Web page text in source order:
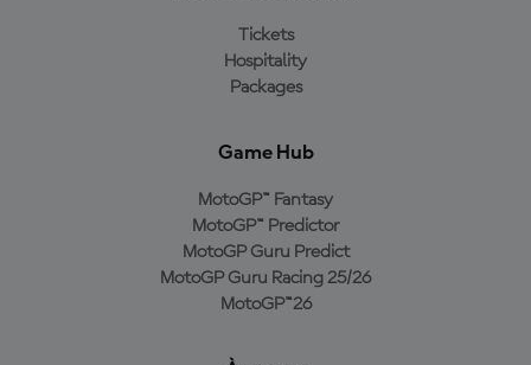
Tickets
Hospitality
Packages
Game Hub
MotoGP™ Fantasy
MotoGP™ Predictor
MotoGP Guru Predict
MotoGP Guru Racing 25/26
MotoGP™26